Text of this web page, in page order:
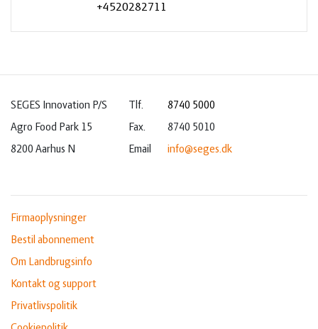
+4520282711
SEGES Innovation P/S
Agro Food Park 15
8200 Aarhus N
Tlf.
8740 5000
Fax.
8740 5010
Email
info@seges.dk
Firmaoplysninger
Bestil abonnement
Om Landbrugsinfo
Kontakt og support
Privatlivspolitik